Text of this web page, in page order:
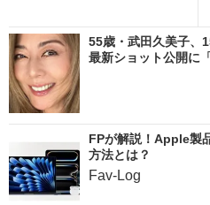
55歳・武田久美子、
最新ショット公開に
FPが解説！Apple製
方法とは？
Fav-Log